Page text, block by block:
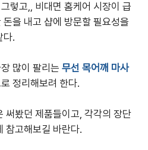
렇고,, 비대면 홈케어 시장이 급
을 내고 샵에 방문할 필요성을
다.
많이 팔리는 무선 목어깨 마사
정리해보려 한다.
써봤던 제품들이고, 각각의 장단
참고해보길 바란다.